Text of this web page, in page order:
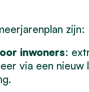
zijn:
inwoners:
via een nieuw